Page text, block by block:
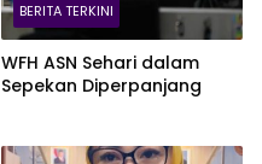
BERITA TERKINI
WFH ASN Sehari dalam
Sepekan Diperpanjang